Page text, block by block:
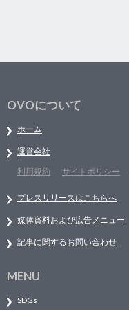
OVOについて
ホーム
運営会社
利用規約
サイトポリシー
プレスリリースはこちらへ
媒体資料および広告メニュー
記事に関するお問い合わせ
MENU
SDGs